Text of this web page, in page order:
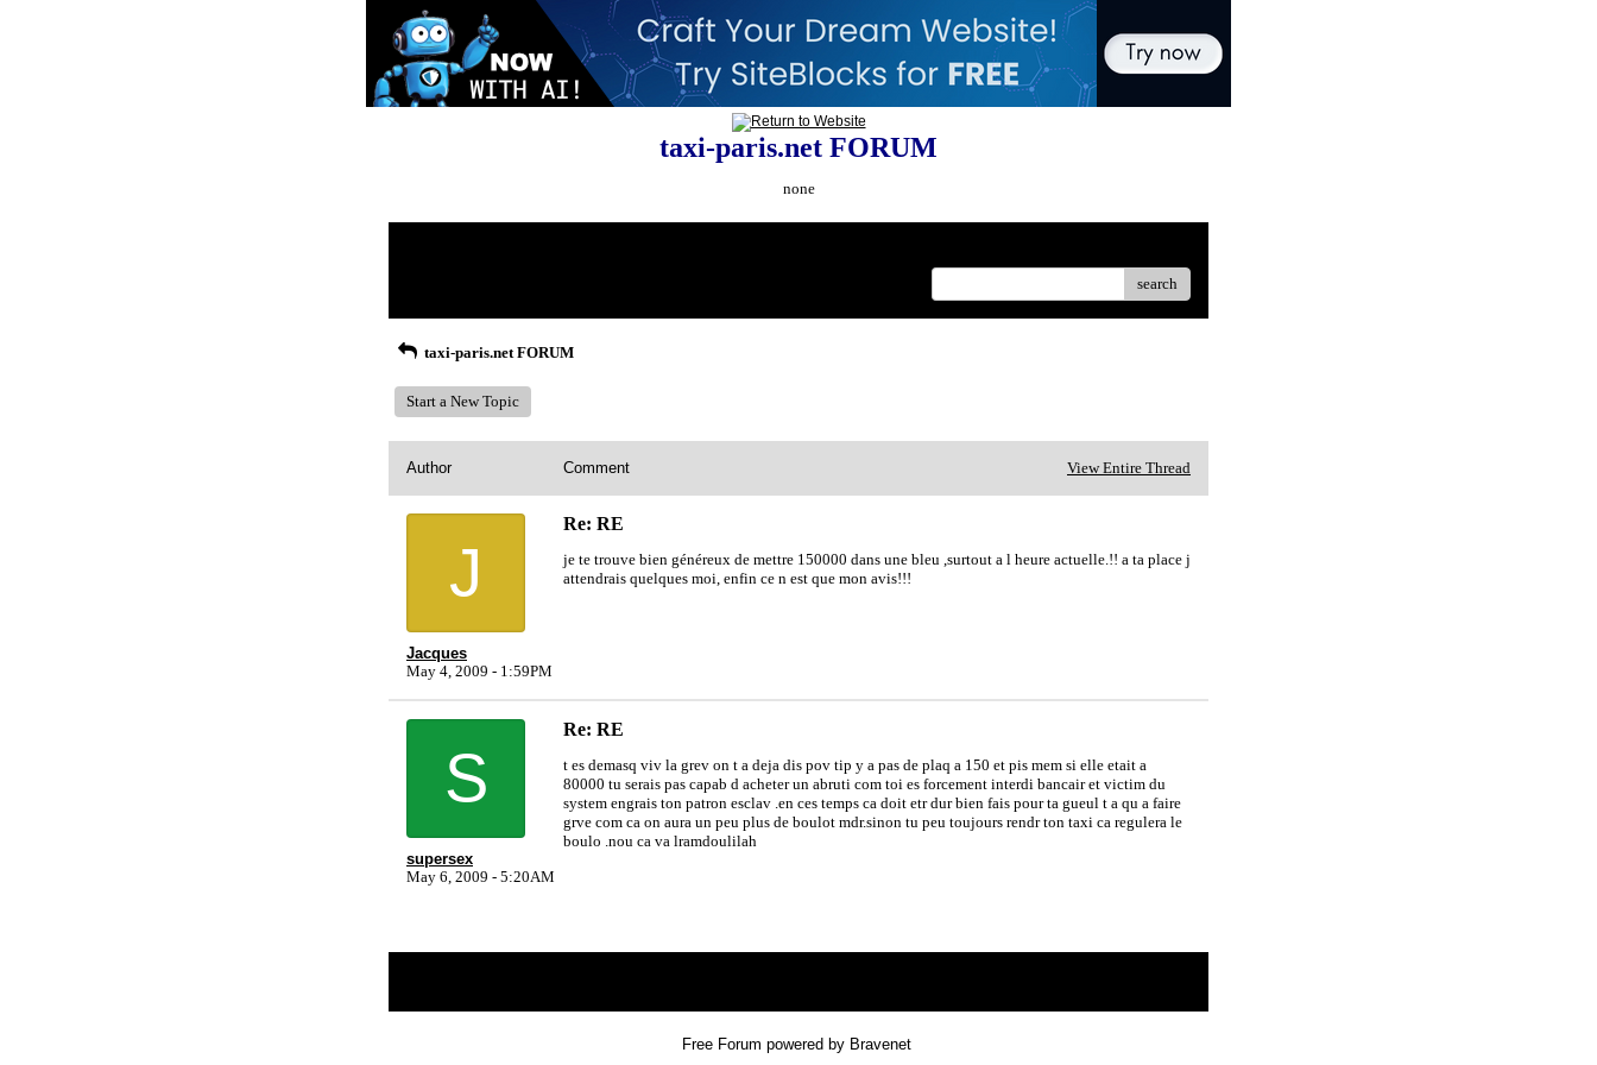
taxi-paris.net FORUM
none
search
taxi-paris.net FORUM
Start a New Topic
Author Comment View Entire Thread
J
Jacques
May 4, 2009 - 1:59PM
Re: RE
je te trouve bien généreux de mettre 150000 dans une bleu ,surtout a l heure actuelle.!! a ta place j
attendrais quelques moi, enfin ce n est que mon avis!!!
S
supersex
May 6, 2009 - 5:20AM
Re: RE
t es demasq viv la grev on t a deja dis pov tip y a pas de plaq a 150 et pis mem si elle etait a
80000 tu serais pas capab d acheter un abruti com toi es forcement interdi bancair et victim du
system engrais ton patron esclav .en ces temps ca doit etr dur bien fais pour ta gueul t a qu a faire
grve com ca on aura un peu plus de boulot mdr.sinon tu peu toujours rendr ton taxi ca regulera le
boulo .nou ca va lramdoulilah
Free Forum powered by Bravenet